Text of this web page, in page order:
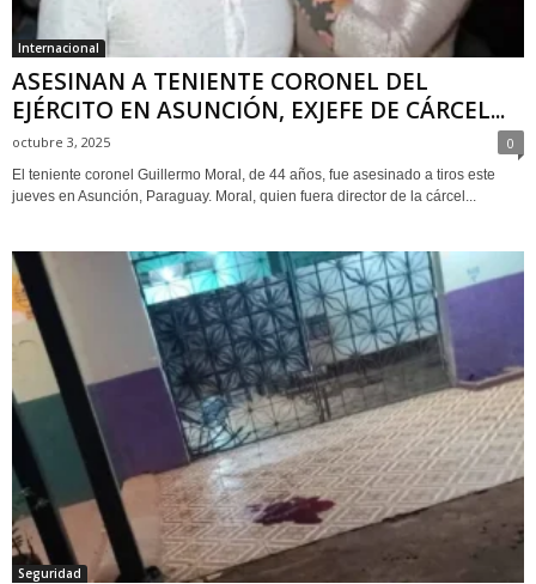
Internacional
ASESINAN A TENIENTE CORONEL DEL
EJÉRCITO EN ASUNCIÓN, EXJEFE DE CÁRCEL...
octubre 3, 2025 0
El teniente coronel Guillermo Moral, de 44 años, fue asesinado a tiros este
jueves en Asunción, Paraguay. Moral, quien fuera director de la cárcel...
Seguridad